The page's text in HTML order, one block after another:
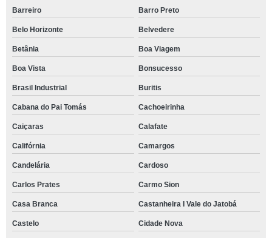
Barreiro Barro Preto
Belo Horizonte Belvedere
Betânia Boa Viagem
Boa Vista Bonsucesso
Brasil Industrial Buritis
Cabana do Pai Tomás Cachoeirinha
Caiçaras Calafate
Califórnia Camargos
Candelária Cardoso
Carlos Prates Carmo Sion
Casa Branca Castanheira I Vale do Jatobá
Castelo Cidade Nova